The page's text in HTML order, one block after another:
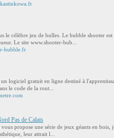
le célèbre jeu de bulles. Le bubble shooter
Le site www.shooter-bub...
bubble.fr
logiciel gratuit en ligne destiné à
le code de la rout...
Pas de Calais
propose une série de jeux géants en bois,
leur attrait l...